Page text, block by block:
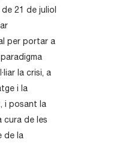
21 de juliol
per portar a
la crisi, a
i la
i posant la
cura de les
de la